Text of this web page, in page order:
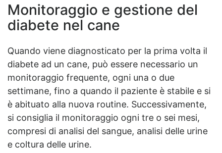
Monitoraggio e gestione del
diabete nel cane
Quando viene diagnosticato per la prima volta il
diabete ad un cane, può essere necessario un
monitoraggio frequente, ogni una o due
settimane, fino a quando il paziente è stabile e si
è abituato alla nuova routine. Successivamente,
si consiglia il monitoraggio ogni tre o sei mesi,
compresi di analisi del sangue, analisi delle urine
e coltura delle urine.